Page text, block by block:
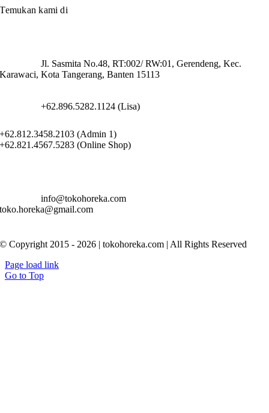
Temukan kami di
Jl. Sasmita No.48, RT:002/ RW:01, Gerendeng, Kec.
Karawaci, Kota Tangerang, Banten 15113
+62.896.5282.1124 (Lisa)
+62.812.3458.2103 (Admin 1)
+62.821.4567.5283 (Online Shop)
info@tokohoreka.com
toko.horeka@gmail.com
© Copyright 2015 - 2026 | tokohoreka.com | All Rights Reserved
Page load link
Go to Top